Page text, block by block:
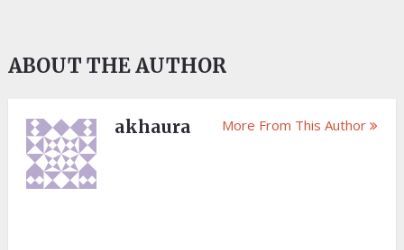
ABOUT THE AUTHOR
akhaura More From This Author